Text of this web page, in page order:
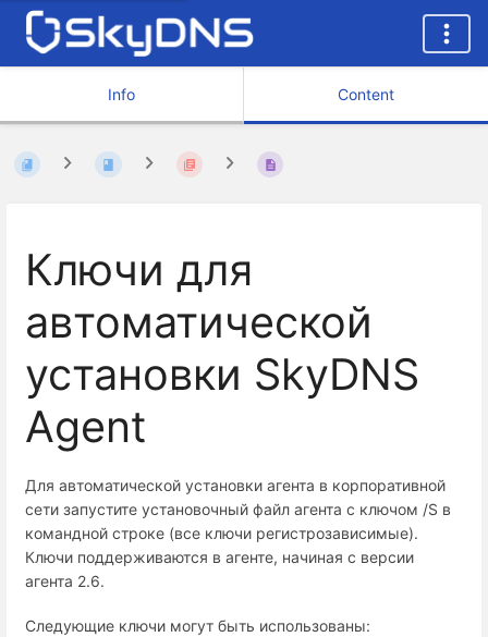
Info Content
Ключи для
автоматической
установки SkyDNS
Agent
Для автоматической установки агента в корпоративной
сети запустите установочный файл агента с ключом /S в
командной строке (все ключи регистрозависимые).
Ключи поддерживаются в агенте, начиная с версии
агента 2.6.
Следующие ключи могут быть использованы: